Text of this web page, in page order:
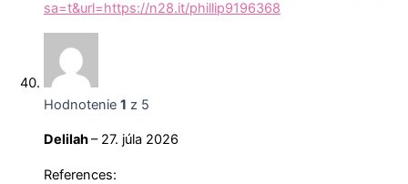
sa=t&url=https://n28.it/phillip9196368
Hodnotenie 1 z 5
Delilah– 27. júla 2026
References: